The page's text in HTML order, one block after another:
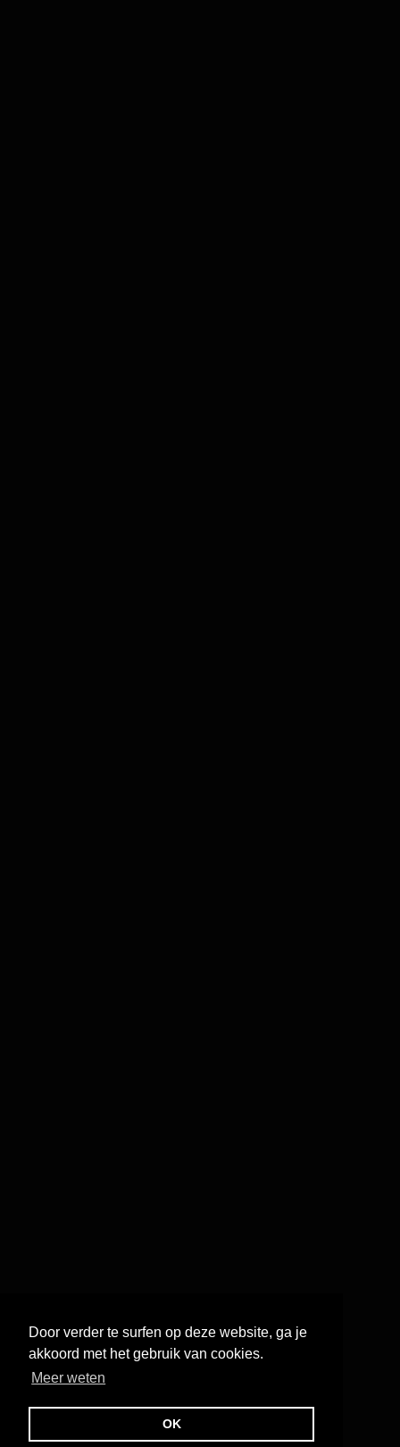
Door verder te surfen op deze website, ga je
akkoord met het gebruik van cookies.
Meer weten
OK